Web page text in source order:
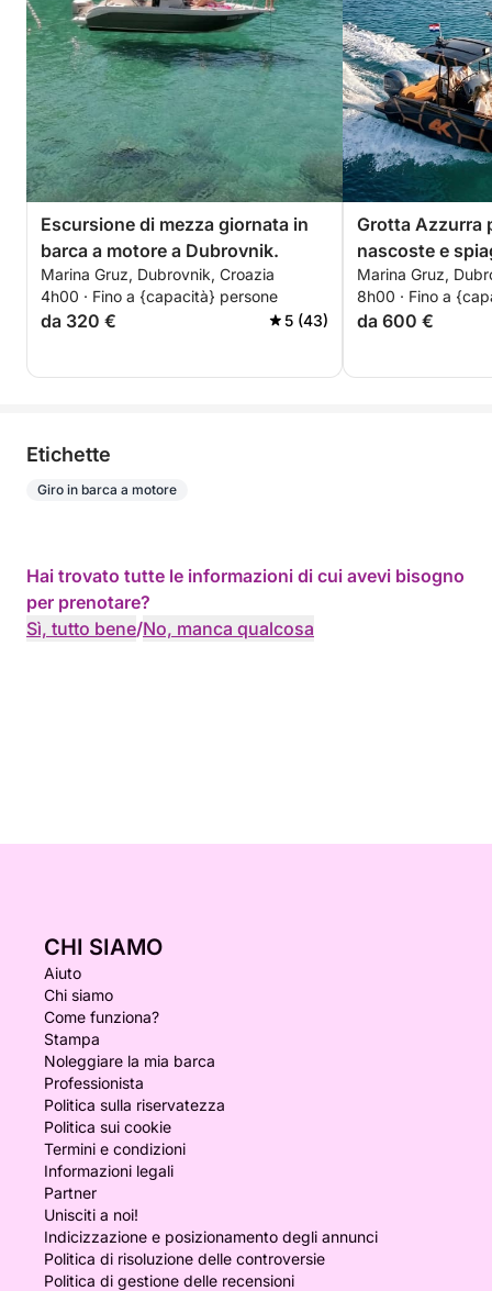
Escursione di mezza giornata in
barca a motore a Dubrovnik.
Marina Gruz, Dubrovnik, Croazia
4h00 · Fino a {capacità} persone
da 320 € 5 (43)
Grotta Azzurra
nascoste e
NUOVO
isole Elafiti 8
Marina Gruz,
8h00 · Fino a
da 600 €
Etichette
Giro in barca a motore
Hai trovato tutte le informazioni di cui avevi bisogno
per prenotare?
Sì, tutto bene/No, manca qualcosa
CHI SIAMO
Aiuto
Chi siamo
Come funziona?
Stampa
Noleggiare la mia barca
Professionista
Politica sulla riservatezza
Politica sui cookie
Termini e condizioni
Informazioni legali
Partner
Unisciti a noi!
Indicizzazione e posizionamento degli annunci
Politica di risoluzione delle controversie
Politica di gestione delle recensioni